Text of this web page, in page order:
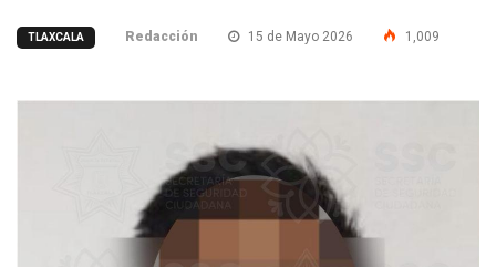
TLAXCALA Redacción 15 de Mayo 2026 1,009